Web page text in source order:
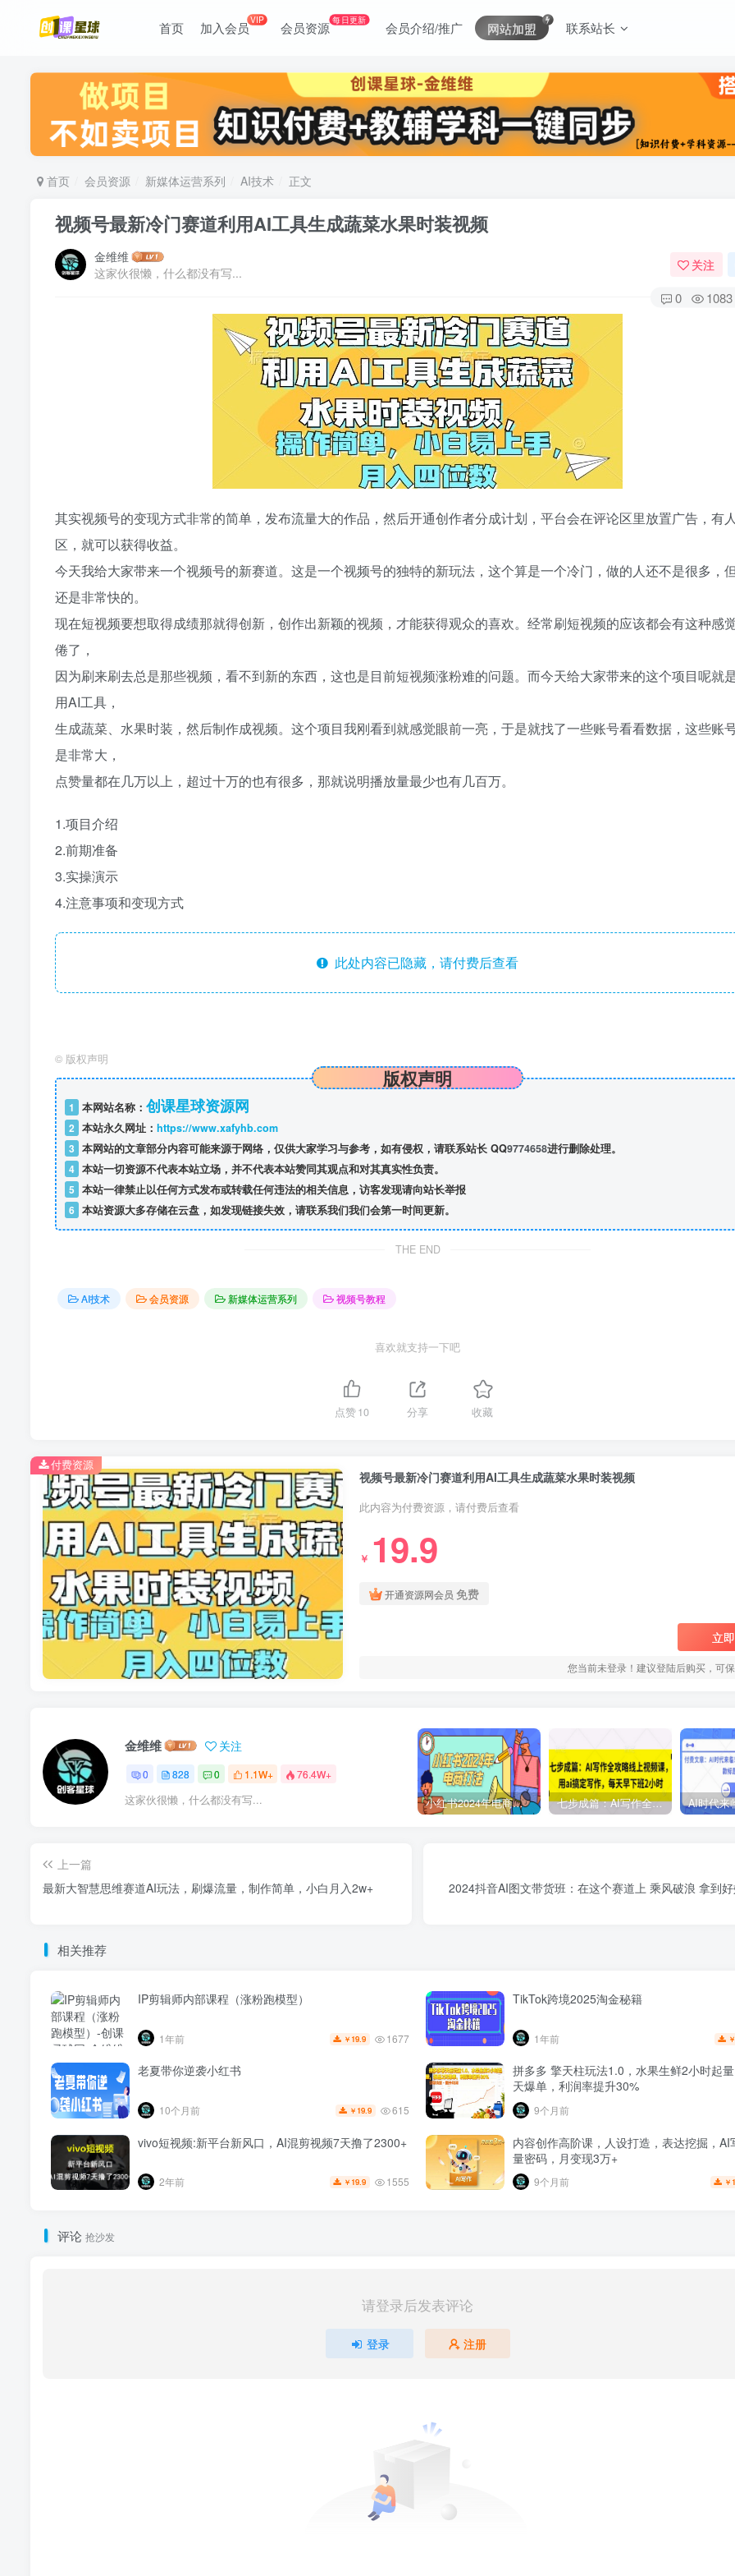
首页 加入会员VIP 会员资源 每日更新 会员介绍/推广 网站加盟 联系站长
首页 会员资源 新媒体运营系列 AI技术 正文
视频号最新冷门赛道利用AI工具生成蔬菜水果时装视频
金维维
这家伙很懒，什么都没有写...
关注
0 1083
其实视频号的变现方式非常的简单，发布流量大的作品，然后开通创作者分成计划，平台会在评论区里放置广告，有
区，就可以获得收益。
今天我给大家带来一个视频号的新赛道。这是一个视频号的独特的新玩法，这个算是一个冷门，做的人还不是很多，
还是非常快的。
现在短视频要想取得成绩那就得创新，创作出新颖的视频，才能获得观众的喜欢。经常刷短视频的应该都会有这种感
倦了，
因为刷来刷去总是那些视频，看不到新的东西，这也是目前短视频涨粉难的问题。而今天给大家带来的这个项目呢就
用AI工具，
生成蔬菜、水果时装，然后制作成视频。这个项目我刚看到就感觉眼前一亮，于是就找了一些账号看看数据，这些账
是非常大，
点赞量都在几万以上，超过十万的也有很多，那就说明播放量最少也有几百万。
1.项目介绍
2.前期准备
3.实操演示
4.注意事项和变现方式
此处内容已隐藏，请付费后查看
© 版权声明
版权声明
1 本网站名称： 创课星球资源网
2 本站永久网址： https://www.xafyhb.com
3 本网站的文章部分内容可能来源于网络，仅供大家学习与参考，如有侵权，请联系站长 QQ9774658进行删除处理。
4 本站一切资源不代表本站立场，并不代表本站赞同其观点和对其真实性负责。
5 本站一律禁止以任何方式发布或转载任何违法的相关信息，访客发现请向站长举报
6 本站资源大多存储在云盘，如发现链接失效，请联系我们我们会第一时间更新。
THE END
AI技术 会员资源 新媒体运营系列 视频号教程
喜欢就支持一下吧
点赞10 分享 收藏
视频号最新冷门赛道利用AI工具生成蔬菜水果时装视频
此内容为付费资源，请付费后查看
￥ 19.9
开通资源网会员 免费
立
您当前未登录！建议登陆后购买，可
付费资源
金维维 关注
0 828 0 1.1W+ 76.4W+
这家伙很懒，什么都没有写... 小红书2024年电商打法，手把手教你如何打爆小红书店铺 七步成篇：AI写作全攻略线上视频课，用ai搞定写作，每天早下班2小时
上一篇
最新大智慧思维赛道AI玩法，刷爆流量，制作简单，小白月入2w+
2024抖音AI图文带货班：在这个赛道上 乘风破浪 拿到
相关推荐
IP剪辑师内部课程（涨粉跑模型）
1年前 ￥ 19.9 1677
TikTok跨境2025淘金秘籍
1年前 ￥
老夏带你逆袭小红书
10个月前 ￥ 19.9 615
拼多多 擎天柱玩法1.0，水果生鲜2小时起
天爆单，利润率提升30%
9个月前
vivo短视频:新平台新风口，AI混剪视频7天撸了2300+
2年前 ￥ 19.9 1555
内容创作高阶课，人设打造，表达挖掘，AI
量密码，月变现3万+
9个月前 ￥
评论 抢沙发
请登录后发表评论
登录 注册